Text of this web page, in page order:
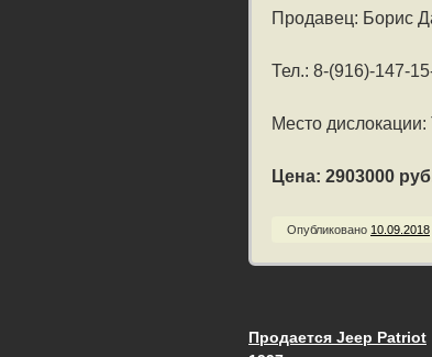
Продавец: Борис
Тел.: 8-(916)-147-
Место
Цена: 2903000
Опубликовано 10.09.2018
Продается Jeep Patriot